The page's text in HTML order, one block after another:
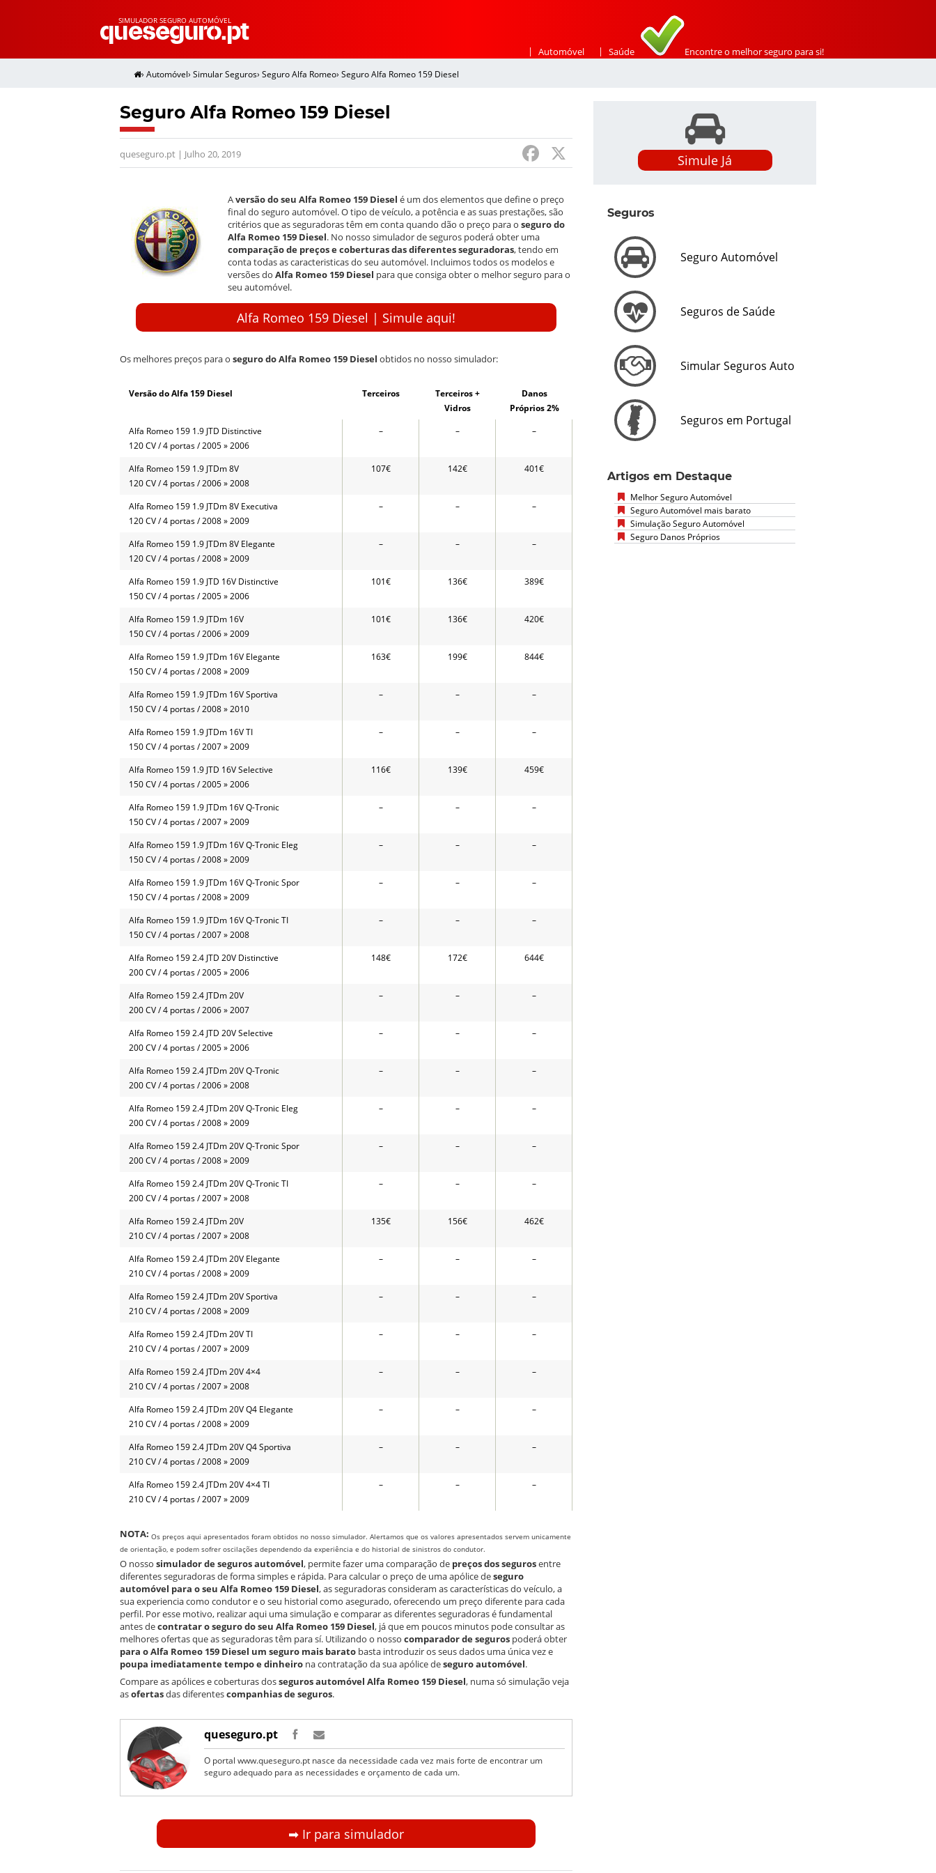
SIMULADOR SEGURO AUTOMÓVEL
Encontre o melhor seguro para si!
| Automóvel | Saúde
› Automóvel› Simular Seguros› Seguro Alfa Romeo› Seguro Alfa Romeo 159 Diesel
Seguro Alfa Romeo 159 Diesel
queseguro.pt | Julho 20, 2019
Aversão do seu Alfa Romeo 159 Diesel é um dos elementos que define o preço
final do seguro automóvel. O tipo de veículo, a potência e as suas prestações, são
critérios que as seguradoras têm em conta quando dão o preço para o seguro do
Alfa Romeo 159 Diesel. No nosso simulador de seguros poderá obter uma
comparação de preços e coberturas das diferentes seguradoras, tendo em
conta todas as caracteristicas do seu automóvel. Incluimos todos os modelos e
versões do Alfa Romeo 159 Diesel para que consiga obter o melhor seguro para o
seu automóvel.
Alfa Romeo 159 Diesel | Simule aqui!
Os melhores preços para o seguro do Alfa Romeo 159 Diesel obtidos no nosso simulador:
Versão do Alfa 159 Diesel Terceiros
Terceiros +
Vidros
Danos
Próprios 2%
Alfa Romeo 159 1.9 JTD Distinctive
120 CV / 4 portas / 2005 » 2006
– – –
Alfa Romeo 159 1.9 JTDm 8V
120 CV / 4 portas / 2006 » 2008
107€ 142€ 401€
Alfa Romeo 159 1.9 JTDm 8V Executiva
120 CV / 4 portas / 2008 » 2009
– – –
Alfa Romeo 159 1.9 JTDm 8V Elegante
120 CV / 4 portas / 2008 » 2009
– – –
Alfa Romeo 159 1.9 JTD 16V Distinctive
150 CV / 4 portas / 2005 » 2006
101€ 136€ 389€
Alfa Romeo 159 1.9 JTDm 16V
150 CV / 4 portas / 2006 » 2009
101€ 136€ 420€
Alfa Romeo 159 1.9 JTDm 16V Elegante
150 CV / 4 portas / 2008 » 2009
163€ 199€ 844€
Alfa Romeo 159 1.9 JTDm 16V Sportiva
150 CV / 4 portas / 2008 » 2010
– – –
Alfa Romeo 159 1.9 JTDm 16V TI
150 CV / 4 portas / 2007 » 2009
– – –
Alfa Romeo 159 1.9 JTD 16V Selective
150 CV / 4 portas / 2005 » 2006
116€ 139€ 459€
Alfa Romeo 159 1.9 JTDm 16V Q-Tronic
150 CV / 4 portas / 2007 » 2009
– – –
Alfa Romeo 159 1.9 JTDm 16V Q-Tronic Eleg
150 CV / 4 portas / 2008 » 2009
– – –
Alfa Romeo 159 1.9 JTDm 16V Q-Tronic Spor
150 CV / 4 portas / 2008 » 2009
– – –
Alfa Romeo 159 1.9 JTDm 16V Q-Tronic TI
150 CV / 4 portas / 2007 » 2008
– – –
Alfa Romeo 159 2.4 JTD 20V Distinctive
200 CV / 4 portas / 2005 » 2006
148€ 172€ 644€
Alfa Romeo 159 2.4 JTDm 20V
200 CV / 4 portas / 2006 » 2007
– – –
Alfa Romeo 159 2.4 JTD 20V Selective
200 CV / 4 portas / 2005 » 2006
– – –
Alfa Romeo 159 2.4 JTDm 20V Q-Tronic
200 CV / 4 portas / 2006 » 2008
– – –
Alfa Romeo 159 2.4 JTDm 20V Q-Tronic Eleg
200 CV / 4 portas / 2008 » 2009
– – –
Alfa Romeo 159 2.4 JTDm 20V Q-Tronic Spor
200 CV / 4 portas / 2008 » 2009
– – –
Alfa Romeo 159 2.4 JTDm 20V Q-Tronic TI
200 CV / 4 portas / 2007 » 2008
– – –
Alfa Romeo 159 2.4 JTDm 20V
210 CV / 4 portas / 2007 » 2008
135€ 156€ 462€
Alfa Romeo 159 2.4 JTDm 20V Elegante
210 CV / 4 portas / 2008 » 2009
– – –
Alfa Romeo 159 2.4 JTDm 20V Sportiva
210 CV / 4 portas / 2008 » 2009
– – –
Alfa Romeo 159 2.4 JTDm 20V TI
210 CV / 4 portas / 2007 » 2009
– – –
Alfa Romeo 159 2.4 JTDm 20V 4×4
210 CV / 4 portas / 2007 » 2008
– – –
Alfa Romeo 159 2.4 JTDm 20V Q4 Elegante
210 CV / 4 portas / 2008 » 2009
– – –
Alfa Romeo 159 2.4 JTDm 20V Q4 Sportiva
210 CV / 4 portas / 2008 » 2009
– – –
Alfa Romeo 159 2.4 JTDm 20V 4×4 TI
210 CV / 4 portas / 2007 » 2009
– – –
NOTA: Os preços aqui apresentados foram obtidos no nosso simulador. Alertamos que os valores apresentados servem unicamente
de orientação, e podem sofrer oscilações dependendo da experiência e do historial de sinistros do condutor.
O nosso simulador de seguros automóvel, permite fazer uma comparação de preços dos segurosentre
diferentes seguradoras de forma simples e rápida. Para calcular o preço de uma apólice deseguro
automóvel para o seu Alfa Romeo 159 Diesel, as seguradoras consideram as características do veículo, a
sua experiencia como condutor e o seu historial como asegurado, oferecendo um preço diferente para cada
perfil. Por esse motivo, realizar aqui uma simulação e comparar as diferentes seguradoras é fundamental
antes decontratar o seguro do seu Alfa Romeo 159 Diesel, já que em poucos minutos pode consultar as
melhores ofertas que as seguradoras têm para sí. Utilizando o nosso comparador de seguros poderá obter
para o Alfa Romeo 159 Diesel um seguro mais barato basta introduzir os seus dados uma única vez e
poupa imediatamente tempo e dinheiro na contratação da sua apólice deseguro automóvel.
Compare as apólices e coberturas dosseguros automóvel Alfa Romeo 159 Diesel, numa só simulação veja
asofertasdas diferentescompanhias de seguros.
F
a
c
e
b
o
o
k
queseguro.pt
O portal www.queseguro.pt nasce da necessidade cada vez mais forte de encontrar um
seguro adequado para as necessidades e orçamento de cada um.
➡︎ Ir para simulador
Simule Já
Seguros
Seguro Automóvel
Seguros de Saúde
Simular Seguros Auto
Seguros em Portugal
Artigos em Destaque
Melhor Seguro Automóvel
Seguro Automóvel mais barato
Simulação Seguro Automóvel
Seguro Danos Próprios